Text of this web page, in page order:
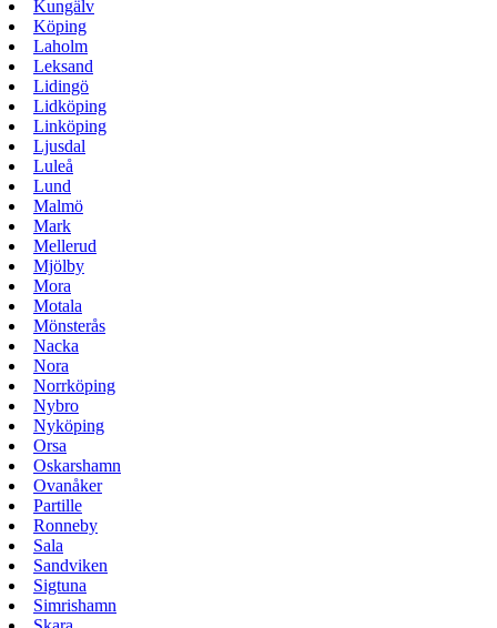
Kungälv
Köping
Laholm
Leksand
Lidingö
Lidköping
Linköping
Ljusdal
Luleå
Lund
Malmö
Mark
Mellerud
Mjölby
Mora
Motala
Mönsterås
Nacka
Nora
Norrköping
Nybro
Nyköping
Orsa
Oskarshamn
Ovanåker
Partille
Ronneby
Sala
Sandviken
Sigtuna
Simrishamn